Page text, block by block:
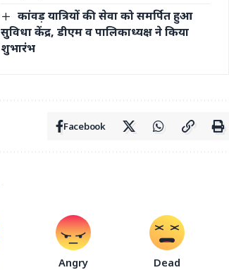
कांवड़ यात्रियों की सेवा को समर्पित हुआ
सुविधा केंद्र, डीएम व पालिकाध्यक्ष ने किया
शुभारंभ
Facebook
Angry Dead